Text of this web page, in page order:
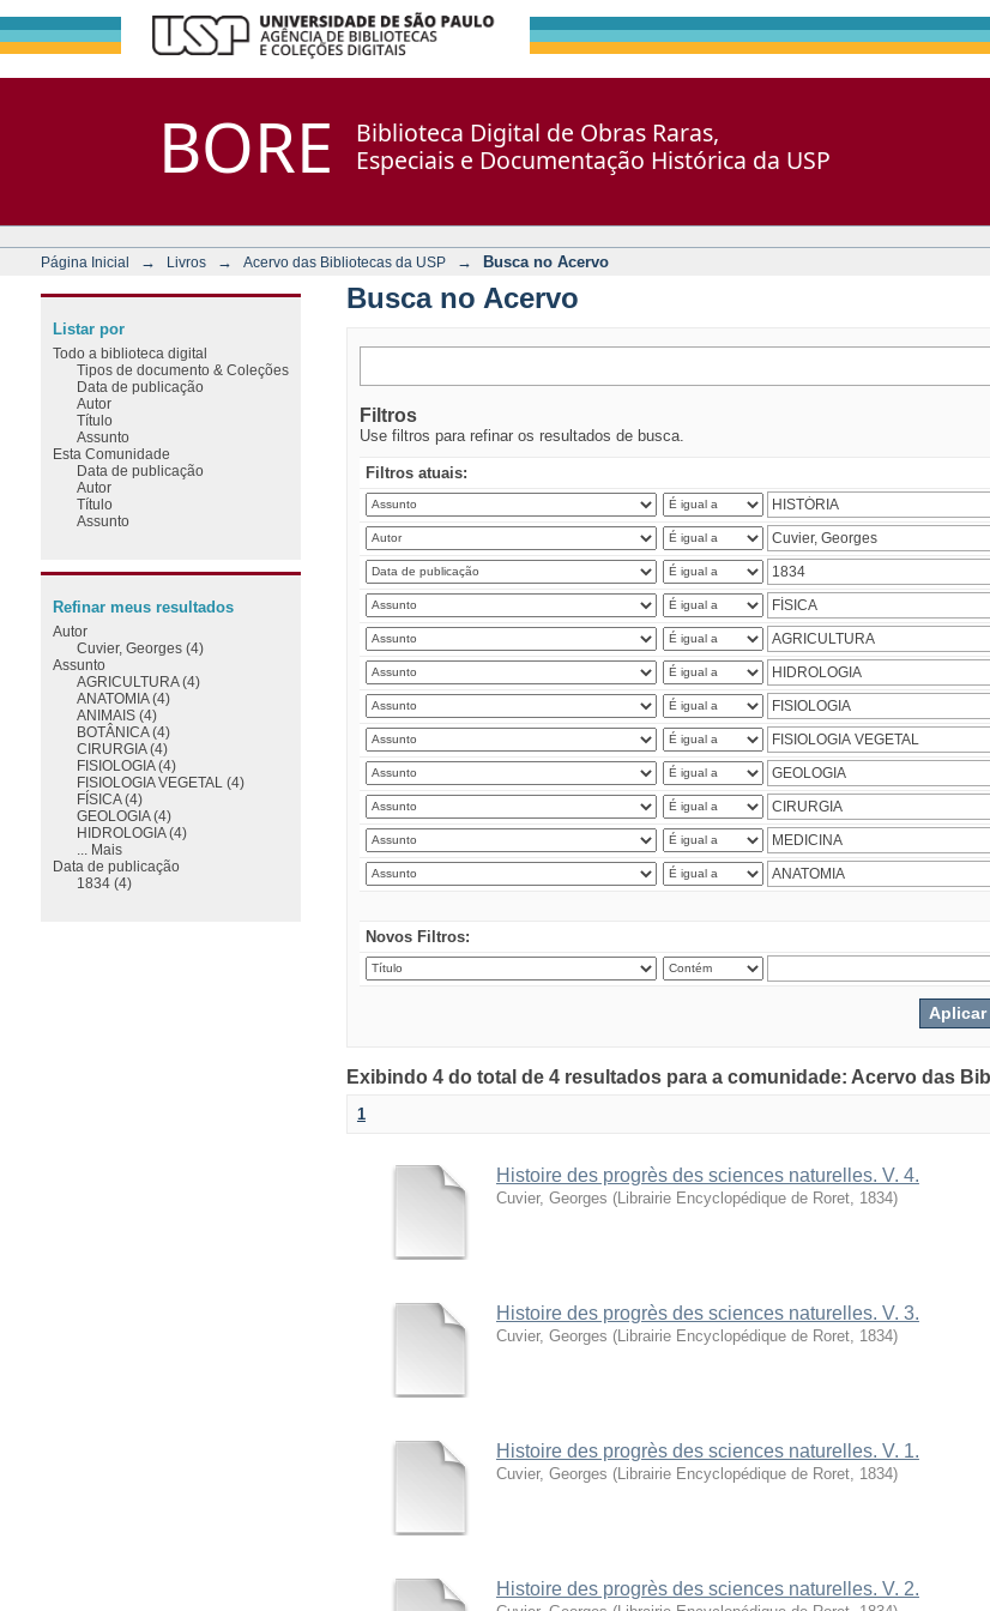
BORE
Biblioteca Digital de Obras Raras,
Especiais e Documentação Histórica da USP
Página Inicial → Livros → Acervo das Bibliotecas da USP → Busca no Acervo
Busca no Acervo
Filtros
Use filtros para refinar os resultados de busca.
Filtros atuais:
Novos Filtros:
Exibindo 4 do total de 4 resultados para a comunidade: Acervo das
1
Histoire des progrès des sciences naturelles. V. 4.
Cuvier, Georges (Librairie Encyclopédique de Roret, 1834)
Histoire des progrès des sciences naturelles. V. 3.
Cuvier, Georges (Librairie Encyclopédique de Roret, 1834)
Histoire des progrès des sciences naturelles. V. 1.
Cuvier, Georges (Librairie Encyclopédique de Roret, 1834)
Histoire des progrès des sciences naturelles. V. 2.
Listar por
Todo a biblioteca digital
Tipos de documento & Coleções
Data de publicação
Autor
Título
Assunto
Esta Comunidade
Data de publicação
Autor
Título
Assunto
Refinar meus resultados
Autor
Cuvier, Georges (4)
Assunto
AGRICULTURA (4)
ANATOMIA (4)
ANIMAIS (4)
BOTÂNICA (4)
CIRURGIA (4)
FISIOLOGIA (4)
FISIOLOGIA VEGETAL (4)
FÍSICA (4)
GEOLOGIA (4)
HIDROLOGIA (4)
... Mais
Data de publicação
1834 (4)